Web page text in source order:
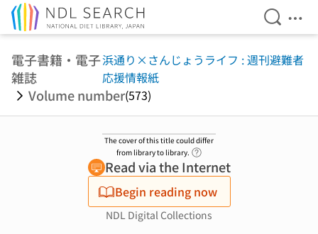
Open
電子書籍・電子
雑誌
浜通り×さんじょうライフ : 週刊避難者
応援情報紙
Volume number(573)
The cover of this title could differ
from library to library.
Read via the Internet
Begin reading now
NDL Digital Collections